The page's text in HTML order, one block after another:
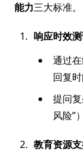
能力三大标准。
响应时效
通过
回复
提问
风险”
教育资源